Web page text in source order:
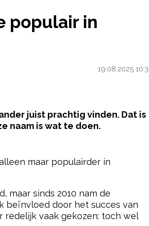
populair in
19.08.2025
juist prachtig vinden. Dat is
naam is wat te doen.
maar populairder in
maar sinds 2010 nam de
beïnvloed door het succes van
redelijk vaak gekozen: toch wel